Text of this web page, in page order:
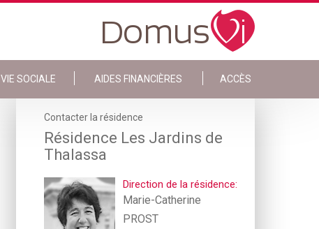
VIE SOCIALE AIDES FINANCIÈRES ACCÈS
Contacter la résidence
Résidence Les Jardins de
Thalassa
Direction de la résidence:
Marie-Catherine
PROST